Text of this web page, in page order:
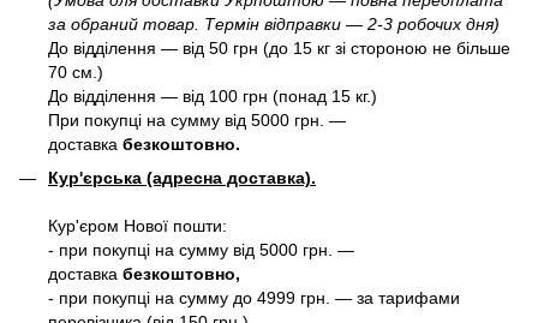
за обраний товар. Термін відправки — 2-3 робочих дня)
До відділення — від 50 грн (до 15 кг зі стороною не більше
70 см.)
До відділення — від 100 грн (понад 15 кг.)
При покупці на сумму від 5000 грн. —
доставка безкоштовно.
Кур'єрська (адресна доставка).
Кур'єром Нової пошти:
- при покупці на сумму від 5000 грн. —
доставка безкоштовно,
- при покупці на сумму до 4999 грн. — за тарифами